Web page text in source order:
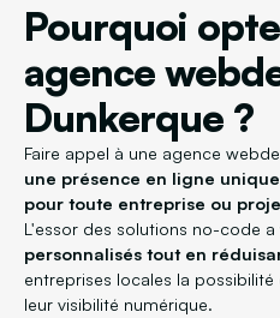
Pourquoi
agence
Dunkerque ?
Faire appel à une agence
une présence en ligne
pour toute entreprise ou
L'essor des solutions no-code a
personnalisés tout en
entreprises locales la
leur visibilité numérique.